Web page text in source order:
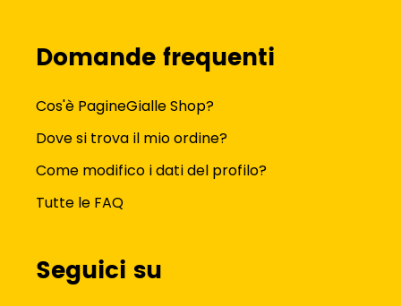
Domande frequenti
Cos'è PagineGialle Shop?
Dove si trova il mio ordine?
Come modifico i dati del profilo?
Tutte le FAQ
Seguici su